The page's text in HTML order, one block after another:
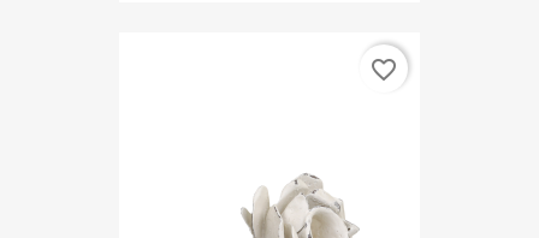
favorite_border